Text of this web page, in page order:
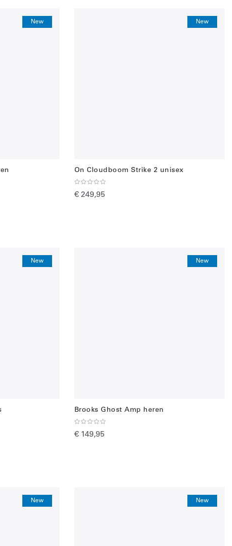
New New
On Cloudboom Strike 2 unisex
€ 249,95
New New
Brooks Ghost Amp heren
€ 149,95
New New